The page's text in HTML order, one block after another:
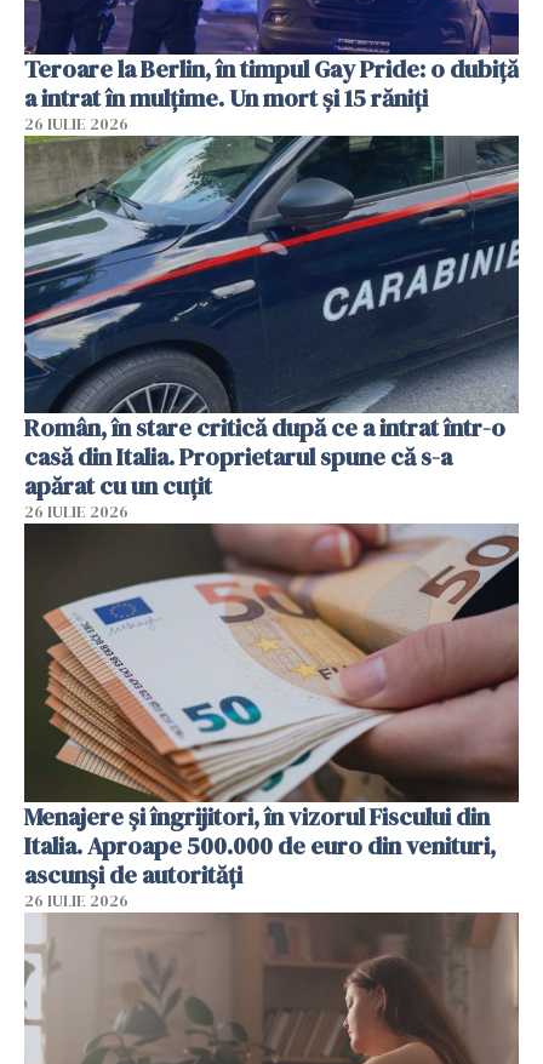
Teroare la Berlin, în timpul Gay Pride: o dubiță
a intrat în mulțime. Un mort și 15 răniți
26 IULIE 2026
Român, în stare critică după ce a intrat într-o
casă din Italia. Proprietarul spune că s-a
apărat cu un cuțit
26 IULIE 2026
Menajere și îngrijitori, în vizorul Fiscului din
Italia. Aproape 500.000 de euro din venituri,
ascunși de autorități
26 IULIE 2026